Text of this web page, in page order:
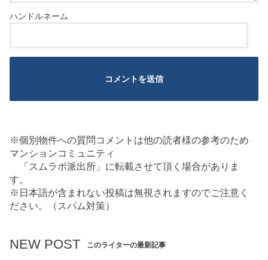
※個別物件への質問コメントは他の読者様の参考のため
マンションコミュニティ
「スムラボ派出所」に転載させて頂く場合がありま
す。
※日本語が含まれない投稿は無視されますのでご注意く
ださい。（スパム対策）
NEW POST このライターの最新記事